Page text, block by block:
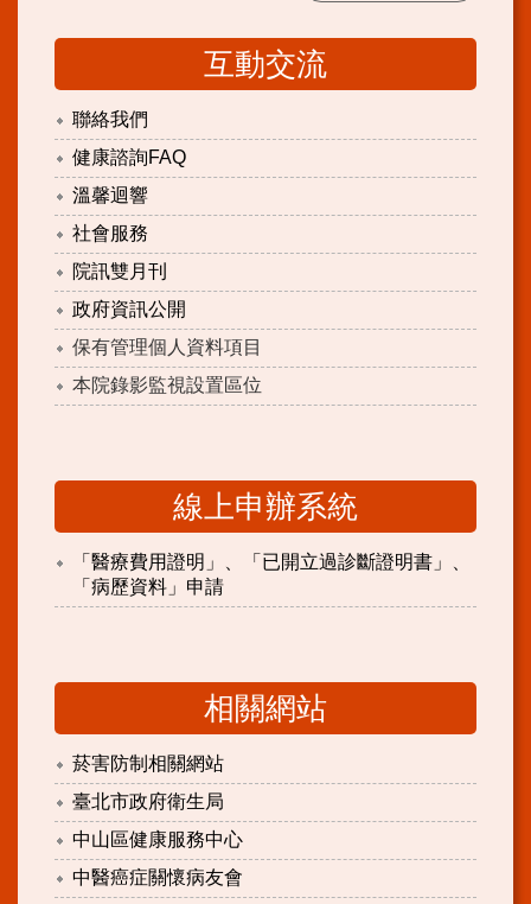
互動交流
聯絡我們
健康諮詢FAQ
溫馨迴響
社會服務
院訊雙月刊
政府資訊公開
保有管理個人資料項目
本院錄影監視設置區位
線上申辦系統
「醫療費用證明」、「已開立過診斷證明書」、
「病歷資料」申請
相關網站
菸害防制相關網站
臺北市政府衛生局
中山區健康服務中心
中醫癌症關懷病友會